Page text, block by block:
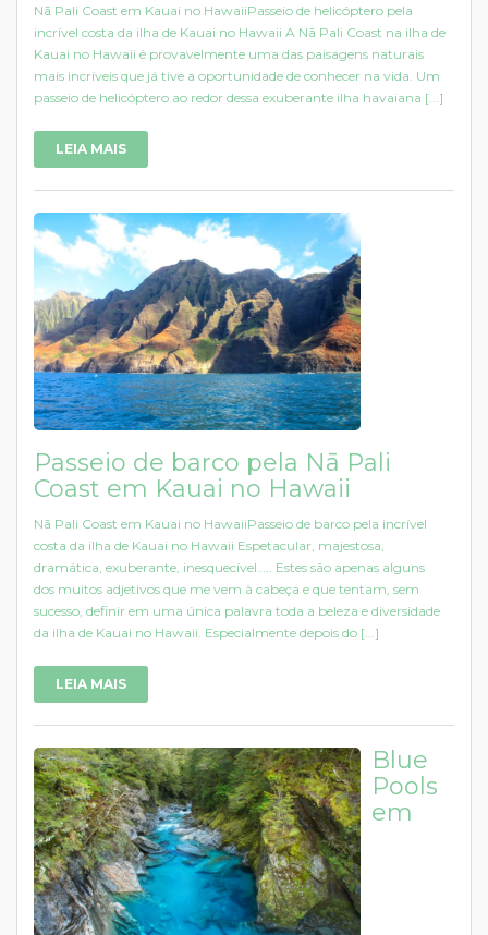
Nā Pali Coast em Kauai no HawaiiPasseio de helicóptero pela
incrível costa da ilha de Kauai no Hawaii A Nā Pali Coast na ilha de
Kauai no Hawaii é provavelmente uma das paisagens naturais
mais incríveis que já tive a oportunidade de conhecer na vida. Um
passeio de helicóptero ao redor dessa exuberante ilha havaiana [...]
LEIA MAIS
Passeio de barco pela Nā Pali
Coast em Kauai no Hawaii
Nā Pali Coast em Kauai no HawaiiPasseio de barco pela incrível
costa da ilha de Kauai no Hawaii Espetacular, majestosa,
dramática, exuberante, inesquecível….. Estes são apenas alguns
dos muitos adjetivos que me vem à cabeça e que tentam, sem
sucesso, definir em uma única palavra toda a beleza e diversidade
da ilha de Kauai no Hawaii. Especialmente depois do [...]
LEIA MAIS
Blue
Pools
em